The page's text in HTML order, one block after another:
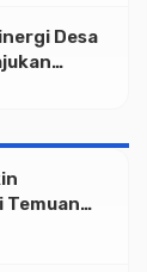
Desa
Temuan